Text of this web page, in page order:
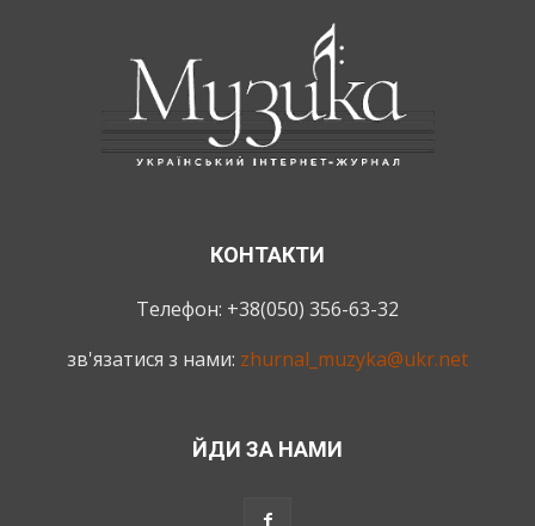
КОНТАКТИ
Телефон: +38(050) 356-63-32
зв'язатися з нами: zhurnal_muzyka@ukr.net
ЙДИ ЗА НАМИ